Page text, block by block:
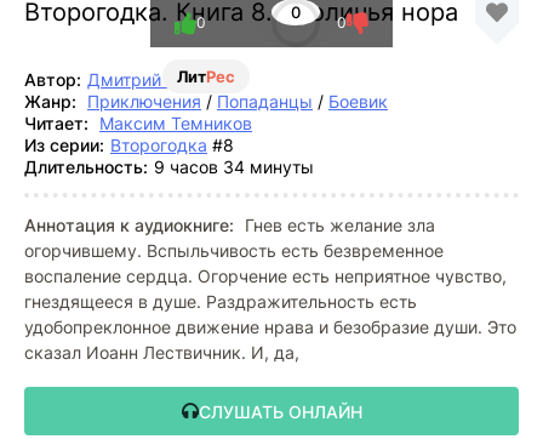
Второгодка. Книга 8. Кроличья нора
ЛитРес
0
0 0
Автор: Дмитрий Ромов
Жанр:
Приключения / Попаданцы / Боевик
Читает:
Максим Темников
Из серии: Второгодка #8
Длительность: 9 часов 34 минуты
Аннотация к аудиокниге:
Гнев есть желание зла
огорчившему. Вспыльчивость есть безвременное
воспаление сердца. Огорчение есть неприятное чувство,
гнездящееся в душе. Раздражительность есть
удобопреклонное движение нрава и безобразие души. Это
сказал Иоанн Лествичник. И, да,
СЛУШАТЬ ОНЛАЙН